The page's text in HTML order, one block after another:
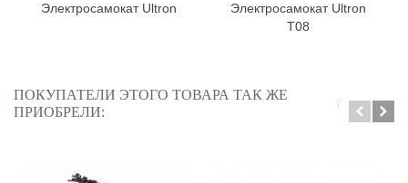
Электросамокат Ultron
Электросамокат Ultron
T08
ПОКУПАТЕЛИ ЭТОГО ТОВАРА ТАК ЖЕ
ПРИОБРЕЛИ: